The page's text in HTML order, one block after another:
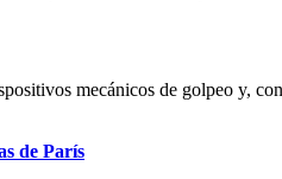
mecánicos de golpeo y,
de París